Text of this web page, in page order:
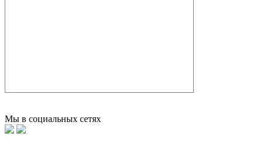
Мы в социальных сетях